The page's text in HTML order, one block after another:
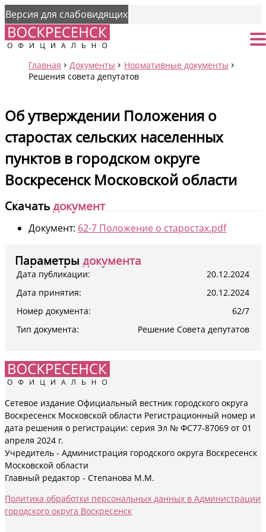
Версия для слабовидящих
Главная Документы
Нормативные документы
Решения совета депутатов
Об утверждении Положения о
старостах сельских населенных
пунктов в городском округе
Воскресенск Московской области
Скачатьдокумент
Документ: 62-7 Положение о старостах.pdf
Параметры документа
Дата публикации:
20.12.2024
Дата принятия:
20.12.2024
Номер документа:
62/7
Тип документа:
Решение Совета депутатов
Сетевое издание Официальный вестник городского округа
Воскресенск Московской области Регистрационный номер и
дата решения о регистрации: серия Эл № ФС77-87069 от 01
апреля 2024 г.
Учредитель - Администрация городского округа Воскресенск
Московской области
Главный редактор - Степанова М.М.
Политика обработки персональных данных в Администрации
городского округа Воскресенск